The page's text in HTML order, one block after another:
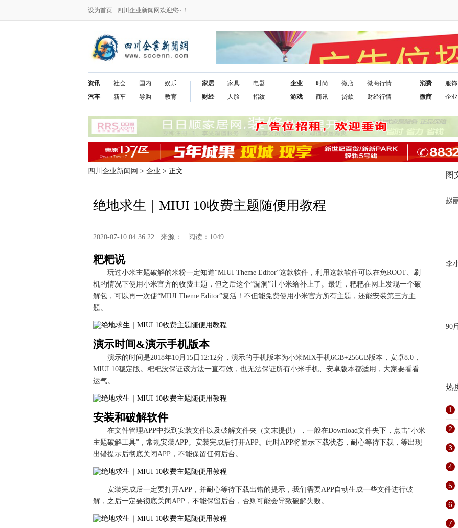
设为首页 四川企业新闻网欢迎您~！
资讯
汽车
社会
新车
国内
导购
娱乐
教育
家居
财经
家具
人脸
电器
指纹
企业
游戏
时尚
商讯
微店
贷款
微商行情
财经行情
消费
微商
服饰
企业
四川企业新闻网 > 企业 > 正文
绝地求生｜MIUI 10收费主题随便用教程
2020-07-10 04:36:22 来源： 阅读：1049
粑粑说
玩过小米主题破解的米粉一定知道“MIUI Theme Editor”这款软件，利用这款软件可以在免ROOT、刷
机的情况下使用小米官方的收费主题，但之后这个“漏洞”让小米给补上了。最近，粑粑在网上发现一个破
解包，可以再一次使“MIUI Theme Editor”复活！不但能免费使用小米官方所有主题，还能安装第三方主
题。
演示时间&演示手机版本
演示的时间是2018年10月15日12:12分，演示的手机版本为小米MIX手机6GB+256GB版本，安卓8.0，
MIUI 10稳定版。粑粑没保证该方法一直有效，也无法保证所有小米手机、安卓版本都适用，大家要看看
运气。
安装和破解软件
在文件管理APP中找到安装文件以及破解文件夹（文末提供），一般在Download文件夹下，点击“小米
主题破解工具”，常规安装APP。安装完成后打开APP。此时APP将显示下载状态，耐心等待下载，等出现
出错提示后彻底关闭APP，不能保留任何后台。
安装完成后一定要打开APP，并耐心等待下载出错的提示，我们需要APP自动生成一些文件进行破
解，之后一定要彻底关闭APP，不能保留后台，否则可能会导致破解失败。
图
赵
李
90
热
1
2
3
4
5
6
7